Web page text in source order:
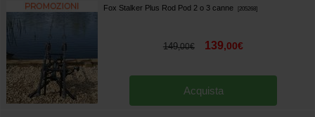
Fox Stalker Plus Rod Pod 2 o 3 canne 205268]
149,00€ 139,00€
Acquista